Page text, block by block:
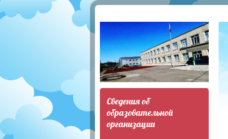
Сведения об
образовательной
организации